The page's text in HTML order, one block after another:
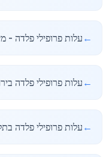
← עלות פרופילי פלדה -
←עלות פרופילי פלדה
←עלות פרופילי פלדה